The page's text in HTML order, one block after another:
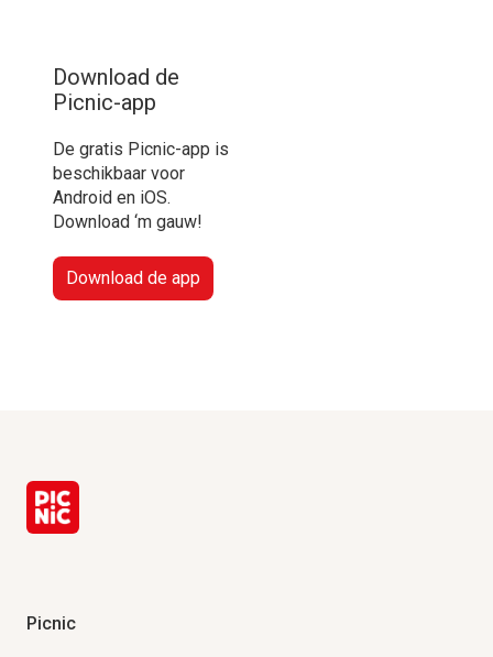
Download de
Picnic-app
De gratis Picnic-app is
beschikbaar voor
Android en iOS.
Download ‘m gauw!
Download de app
Picnic